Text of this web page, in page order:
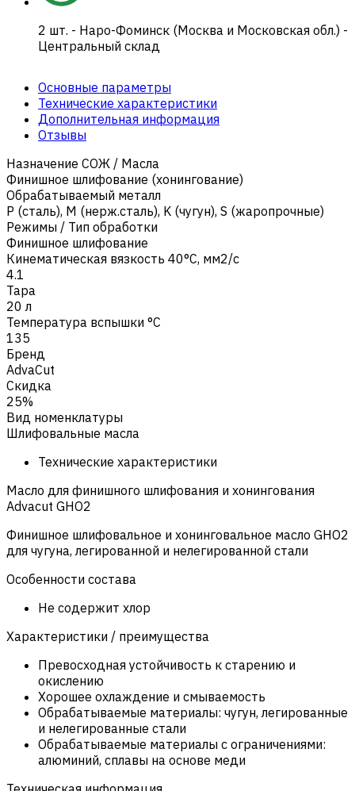
2 шт. - Наро-Фоминск (Москва и Московская обл.) -
Центральный склад
Основные параметры
Технические характеристики
Дополнительная информация
Отзывы
Назначение СОЖ / Масла
Финишное шлифование (хонингование)
Обрабатываемый металл
Р (сталь), M (нерж.сталь), K (чугун), S (жаропрочные)
Режимы / Тип обработки
Финишное шлифование
Кинематическая вязкость 40°C, мм2/с
4.1
Тара
20 л
Температура вспышки °C
135
Бренд
AdvaCut
Скидка
25%
Вид номенклатуры
Шлифовальные масла
Технические характеристики
Масло для финишного шлифования и хонингования
Advacut GHO2
Финишное шлифовальное и хонинговальное масло GHO2
для чугуна, легированной и нелегированной стали
Особенности состава
Не содержит хлор
Характеристики / преимущества
Превосходная устойчивость к старению и
окислению
Хорошее охлаждение и смываемость
Обрабатываемые материалы: чугун, легированные
и нелегированные стали
Обрабатываемые материалы с ограничениями:
алюминий, сплавы на основе меди